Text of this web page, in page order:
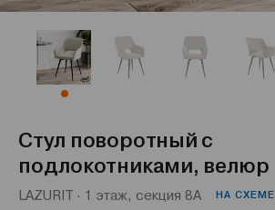
Стул поворотный с
подлокотниками, велюр
LAZURIT · 1 этаж, секция 8А НА СХЕМЕ